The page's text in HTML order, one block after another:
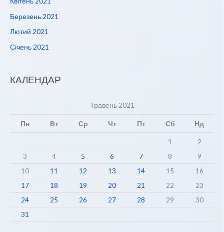
Березень 2021
Лютий 2021
Січень 2021
КАЛЕНДАР
Травень 2021
Пн Вт Ср Чт Пт Сб Нд
1
2
3
4 5 6 7 8
9
10
11 12 13 14 15
16
17
18 19 20 21 22
23
24
25 26 27 28 29
30
31